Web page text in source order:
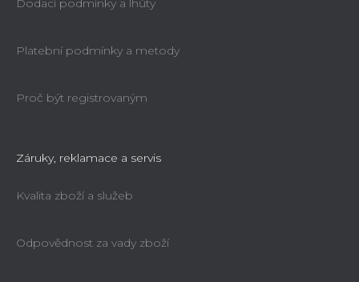
Dodací podmínky a lhůty
Platební podmínky a metody
Proč být registrovaným
Záruky, reklamace a servis
Kvalita zboží a služeb
Odpovědnost za vady zboží